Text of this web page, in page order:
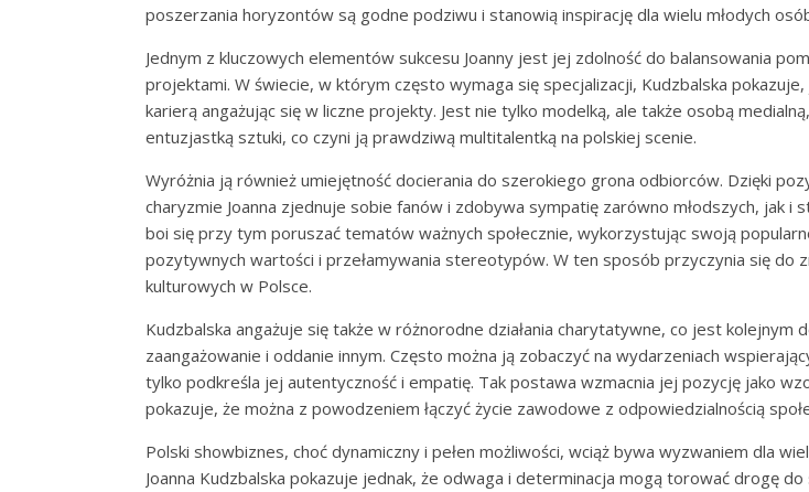
poszerzania horyzontów są godne podziwu i stanowią inspirację dla wielu młodych
Jednym z kluczowych elementów sukcesu Joanny jest jej zdolność do balansowania
projektami. W świecie, w którym często wymaga się specjalizacji, Kudzbalska
karierą angażując się w liczne projekty. Jest nie tylko modelką, ale także osobą
entuzjastką sztuki, co czyni ją prawdziwą multitalentką na polskiej scenie.
Wyróżnia ją również umiejętność docierania do szerokiego grona odbiorców. Dzięki
charyzmie Joanna zjednuje sobie fanów i zdobywa sympatię zarówno młodszych, jak i
boi się przy tym poruszać tematów ważnych społecznie, wykorzystując swoją
pozytywnych wartości i przełamywania stereotypów. W ten sposób przyczynia się do
kulturowych w Polsce.
Kudzbalska angażuje się także w różnorodne działania charytatywne, co jest kolejnym
zaangażowanie i oddanie innym. Często można ją zobaczyć na wydarzeniach
tylko podkreśla jej autentyczność i empatię. Tak postawa wzmacnia jej pozycję jako
pokazuje, że można z powodzeniem łączyć życie zawodowe z odpowiedzialnością
Polski showbiznes, choć dynamiczny i pełen możliwości, wciąż bywa wyzwaniem dla
Joanna Kudzbalska pokazuje jednak, że odwaga i determinacja mogą torować drogę do